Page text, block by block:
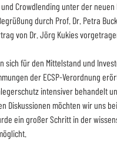
Crowdlending unter der
durch Prof. Dr. Petra
von Dr. Jörg Kukies
sich für den Mittelstand und
der ECSP-Verordnung
intensiver behandelt
Diskussionen möchten wir uns
ein großer Schritt in der